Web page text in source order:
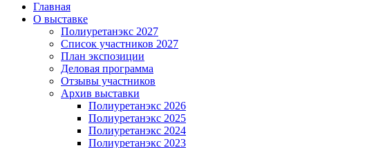
Главная
О выставке
Полиуретанэкс 2027
Список участников 2027
План экспозиции
Деловая программа
Отзывы участников
Архив выставки
Полиуретанэкс 2026
Полиуретанэкс 2025
Полиуретанэкс 2024
Полиуретанэкс 2023